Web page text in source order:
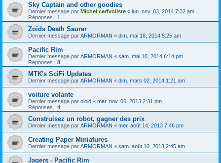
Sky Captain and other goodies
Dernier message par Michel cerfvoliste « lun. nov. 03, 2014 7:32 am
Réponses : 1
Zoids Death Saurer
Dernier message par ARMORMAN « dim. mai 18, 2014 5:25 am
Pacific Rim
Dernier message par ARMORMAN « sam. mai 10, 2014 6:14 pm
Réponses : 8
MTK's SciFi Updates
Dernier message par ARMORMAN « dim. mars 02, 2014 1:21 am
voiture volante
Dernier message par oioid « mer. nov. 06, 2013 2:31 pm
Réponses : 4
Construisez un robot, gagner des prix
Dernier message par ARMORMAN « mer. août 14, 2013 7:46 pm
Creating Paper Miniatures
Dernier message par ARMORMAN « sam. août 10, 2013 2:45 am
Jagers - Pacific Rim